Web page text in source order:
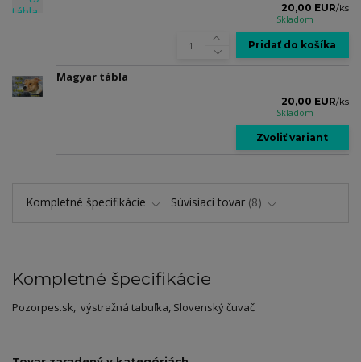
20,00 EUR/ks
Skladom
Pridať do košíka
Magyar tábla
20,00 EUR/ks
Skladom
Zvoliť variant
Kompletné špecifikácie Súvisiaci tovar 8
Kompletné špecifikácie
Pozorpes.sk, výstražná tabuľka, Slovenský čuvač